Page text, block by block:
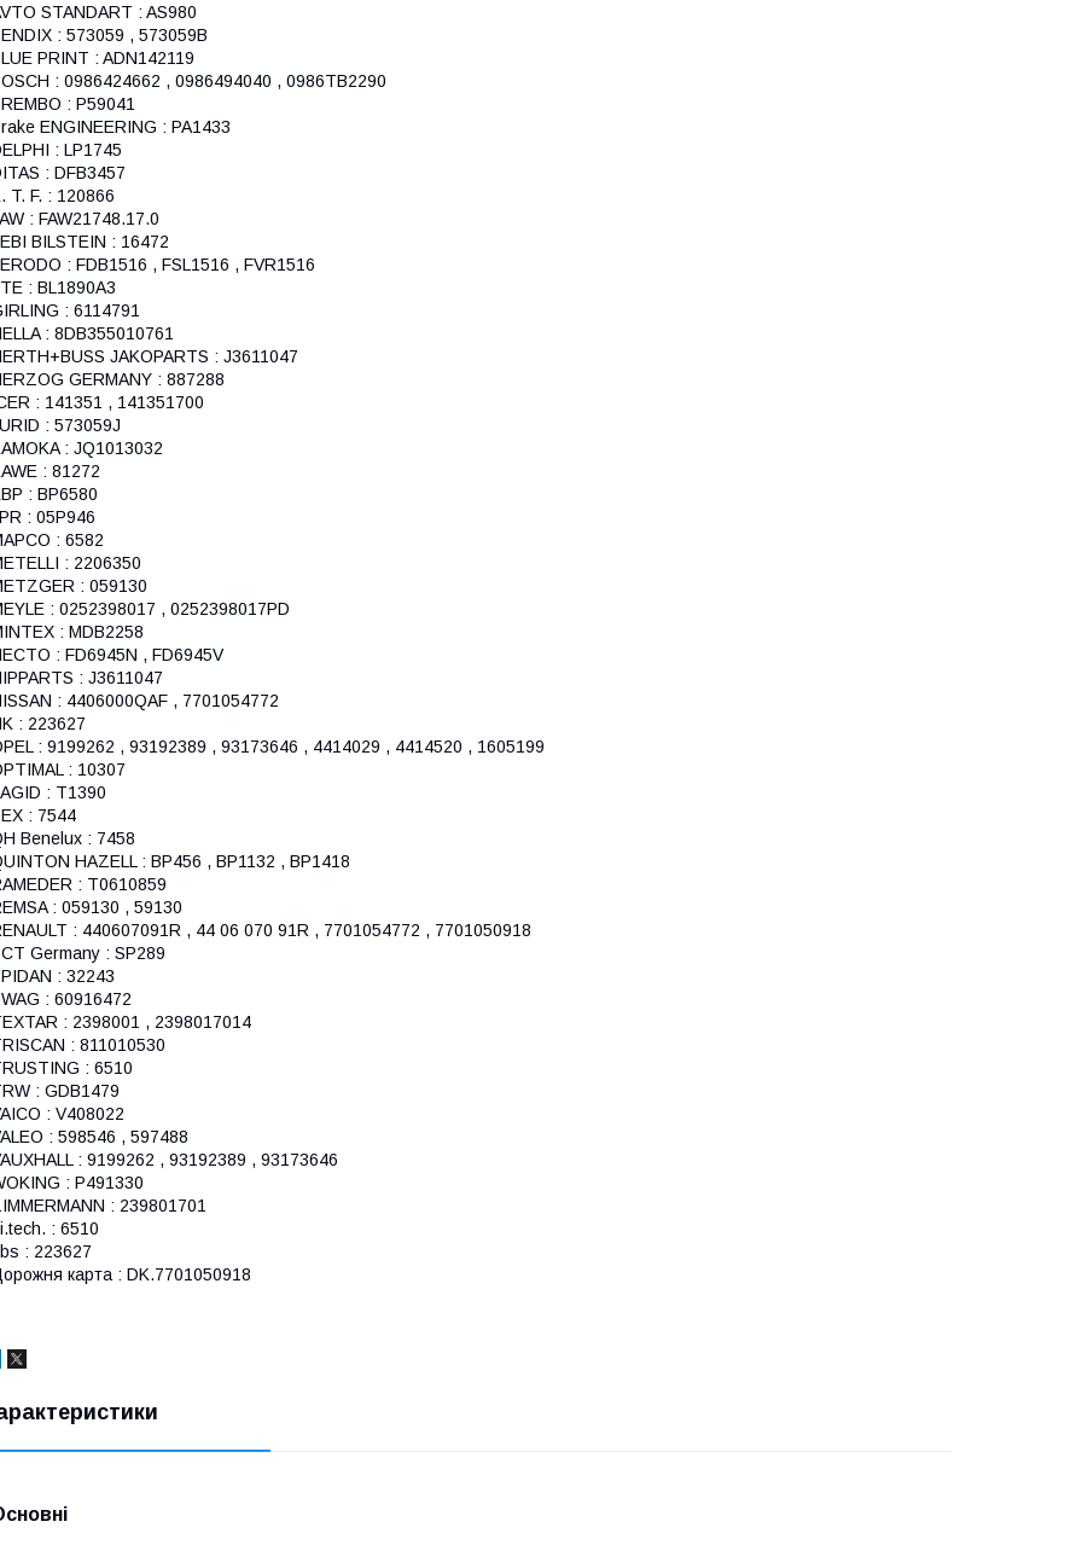
STANDART : AS980
: 573059 , 573059B
PRINT : ADN142119
: 0986424662 , 0986494040 , 0986TB2290
: P59041
ENGINEERING : PA1433
: LP1745
: DFB3457
T. F. : 120866
: FAW21748.17.0
BILSTEIN : 16472
: FDB1516 , FSL1516 , FVR1516
: BL1890A3
: 6114791
: 8DB355010761
JAKOPARTS : J3611047
GERMANY : 887288
: 141351 , 141351700
: 573059J
: JQ1013032
: 81272
: BP6580
: 05P946
: 6582
: 2206350
: 059130
: 0252398017 , 0252398017PD
: MDB2258
: FD6945N , FD6945V
: J3611047
: 4406000QAF , 7701054772
: 223627
: 9199262 , 93192389 , 93173646 , 4414029 , 4414520 , 1605199
: 10307
: T1390
: 7544
Benelux : 7458
HAZELL : BP456 , BP1132 , BP1418
: T0610859
: 059130 , 59130
: 440607091R , 44 06 070 91R , 7701054772 , 7701050918
Germany : SP289
: 32243
: 60916472
: 2398001 , 2398017014
: 811010530
: 6510
: GDB1479
: V408022
: 598546 , 597488
: 9199262 , 93192389 , 93173646
: P491330
: 239801701
: 6510
: 223627
карта : DK.7701050918